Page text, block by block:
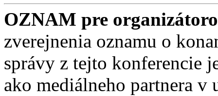
OZNAM pre
zverejnenia oznamu o
správy z tejto konferencie
ako mediálneho partnera v